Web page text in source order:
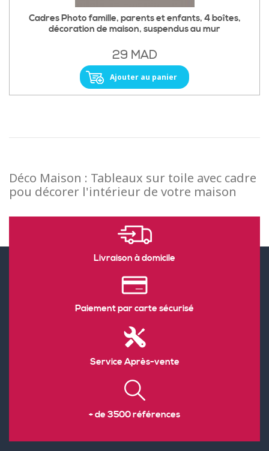
Cadres Photo famille, parents et enfants, 4 boîtes,
décoration de maison, suspendus au mur
29 MAD
Ajouter au panier
Déco Maison : Tableaux sur toile avec cadre
pou décorer l'intérieur de votre maison
Livraison à domicile
Paiement par carte sécurisé
Service Après-vente
+ de 3500 références